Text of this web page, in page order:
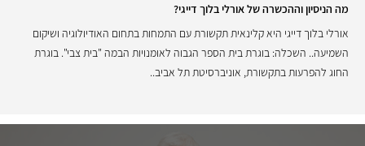
מה הניסיון וההכשרה של אורלי בלוך דייגי?
אורלי בלוך דייגי היא קלינאית תקשורת עם התמחות בתחום האודיולוגיה ושיקום
השמיעה.. השכלה: בוגרת בית הספר הגבוה לאומנויות הבמה "בית צבי". בוגרת
החוג להפרעות בתקשורת, אוניברסיטת תל אביב..